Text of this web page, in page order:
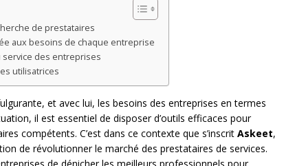
de prestataires
aux besoins de chaque entreprise
service des entreprises
utilisatrices
et avec lui, les besoins des entreprises en termes
il est essentiel de disposer d’outils efficaces pour
compétents. C’est dans ce contexte que s’inscrit Askeet,
de révolutionner le marché des prestataires de services.